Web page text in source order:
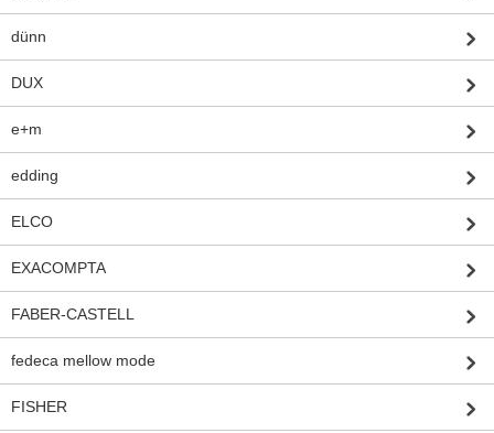
dünn
DUX
e+m
edding
ELCO
EXACOMPTA
FABER-CASTELL
fedeca mellow mode
FISHER